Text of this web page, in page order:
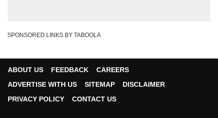
SPONSORED LINKS BY TABOOLA
ABOUT US FEEDBACK
CAREERS
ADVERTISE WITH US
SITEMAP
DISCLAIMER
PRIVACY POLICY
CONTACT US